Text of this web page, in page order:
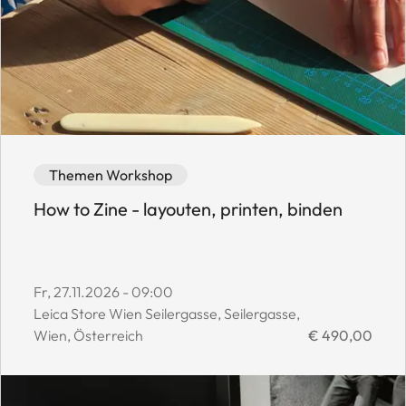
Themen Workshop
Event category: Themen Workshop
Event availability: Available
How to Zine - layouten, printen, binden
Event start date:
Fr, 27.11.2026 - 09:00
Event location:
Leica Store Wien Seilergasse, Seilergasse,
Wien, Österreich
Event price:
€ 490,00